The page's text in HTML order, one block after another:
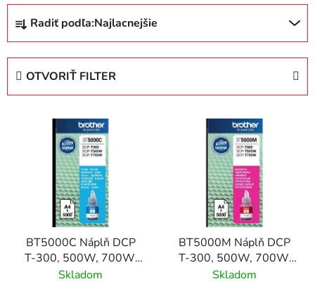
R
d
Radiť podľa:Najlacnejšie
OTVORIŤ FILTER
BT5000C Náplň DCP
T-300, 500W, 700W,
BROTHER modrá, 5K
Skladom
BT5000M Náplň DCP
T-300, 500W, 700W,
BROTHER červená, 5K
Skladom